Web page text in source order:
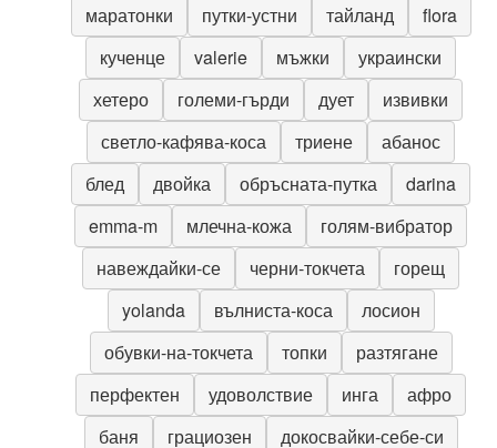
маратонки
путки-устни тайланд
flora
кученце
valerie мъжки
украински
хетеро
големи-гърди дует
извивки
светло-кафява-коса
триене
абанос
блед
двойка обръсната-путка
darina
emma-m
млечна-кожа
голям-вибратор
навеждайки-се
черни-токчета
горещ
yolanda
вълниста-коса
лосион
обувки-на-токчета
топки
разтягане
перфектен
удоволствие инга
афро
баня
грациозен
докосвайки-себе-си